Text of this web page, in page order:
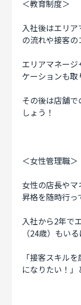
＜教育制度＞
入社後はエリ
の流れや接客の
エリアマネー
ケーションも
その後は店舗
しょう！
＜女性管理職＞
女性の店長やマ
昇格を随時行っ
入社から2年で
（24歳）もいる
「接客スキル
になりたい！